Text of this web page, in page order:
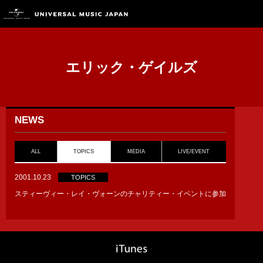
エリック・ゲイルズ
NEWS
ALL TOPICS MEDIA LIVE/EVENT
2001.10.23 TOPICS
スティーヴィー・レイ・ヴォーンのチャリティー・イベントに参加